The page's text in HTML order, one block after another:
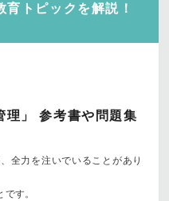
トピックを解説！
理」 参考書や問題集
全力を注いでいることがあり
す。